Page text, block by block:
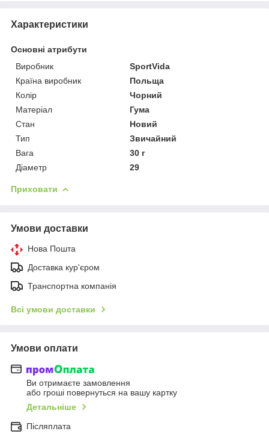
Характеристики
Основні атрибути
Виробник
SportVida
Країна виробник
Польща
Колір
Чорний
Матеріал
Гума
Стан
Новий
Тип
Звичайний
Вага
30 г
Діаметр
29
Приховати
Умови доставки
Нова Пошта
Доставка кур'єром
Транспортна компанія
Всі умови доставки
Умови оплати
Ви отримаєте замовлення
або гроші повернуться на вашу картку
Детальніше
Післяплата